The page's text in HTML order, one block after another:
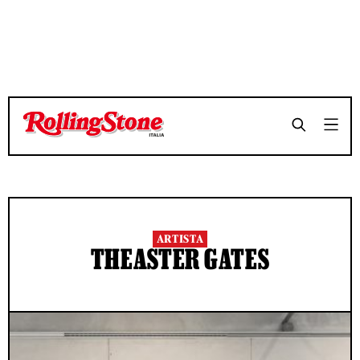
ARTISTA
THEASTER GATES